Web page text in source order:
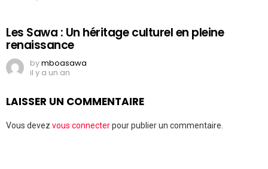
Les Sawa : Un héritage culturel en pleine
renaissance
bymboasawa
il y a un an
LAISSER UN COMMENTAIRE
Vous devez vous connecterpour publier un commentaire.